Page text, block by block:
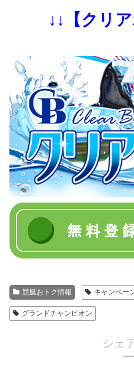
↓↓【クリ
競艇おトク情報 キャンペー
グランドチャンピオン
シェ